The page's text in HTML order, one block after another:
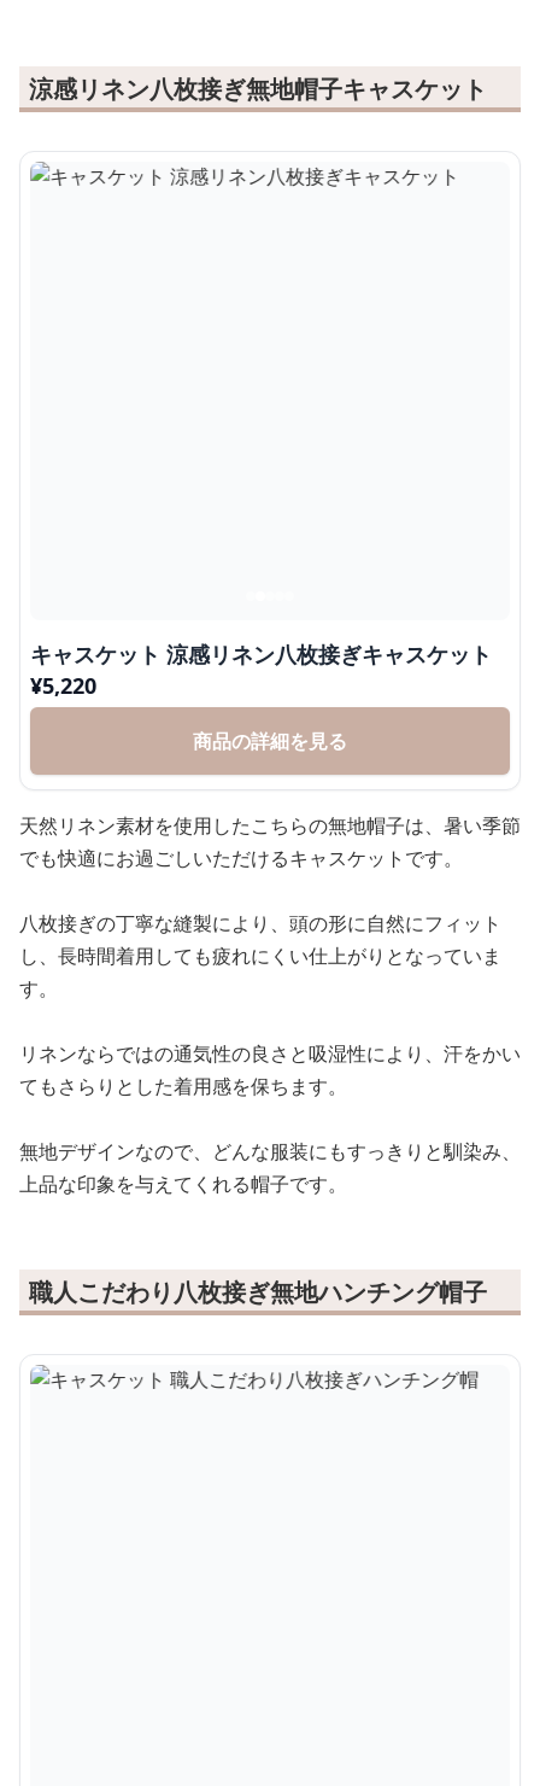
涼感リネン八枚接ぎ無地帽子キャスケット
キャスケット 涼感リネン八枚接ぎキャスケット
¥5,220
商品の詳細を見る
天然リネン素材を使用したこちらの無地帽子は、暑い季節
でも快適にお過ごしいただけるキャスケットです。
八枚接ぎの丁寧な縫製により、頭の形に自然にフィット
し、長時間着用しても疲れにくい仕上がりとなっていま
す。
リネンならではの通気性の良さと吸湿性により、汗をかい
てもさらりとした着用感を保ちます。
無地デザインなので、どんな服装にもすっきりと馴染み、
上品な印象を与えてくれる帽子です。
職人こだわり八枚接ぎ無地ハンチング帽子